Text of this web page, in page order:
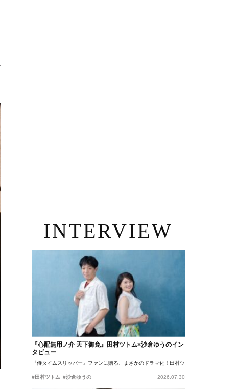
INTERVIEW
『心配無用ノ介 天下御免』田村ツトム×沙倉ゆうのイン
タビュー
『侍タイムスリッパー』ファンに贈る、まさかのドラマ化！田村ツトム×沙倉ゆうのが語
#田村ツトム #沙倉ゆうの 2026.07.30